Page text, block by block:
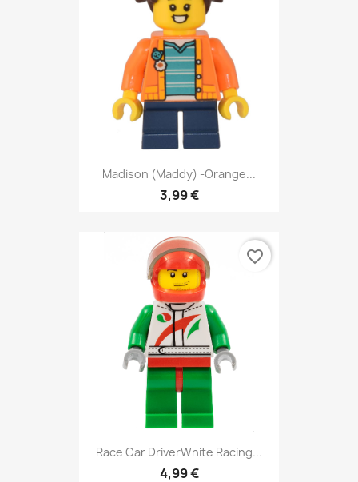
Madison (Maddy) -Orange...
3,99 €
Race Car DriverWhite Racing...
4,99 €
favorite_border